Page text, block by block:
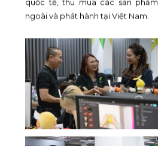
ngoài và phát hành tại Việt Nam.